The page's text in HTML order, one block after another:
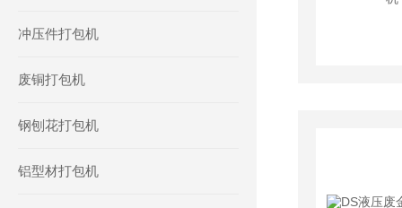
冲压件打包机
废铜打包机
钢刨花打包机
铝型材打包机